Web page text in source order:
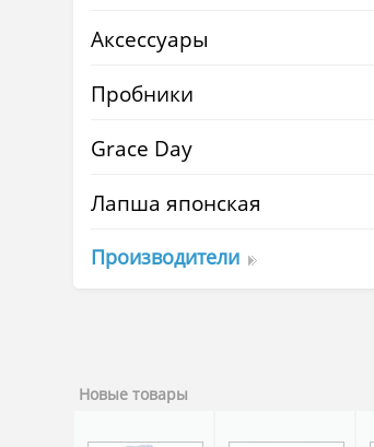
Аксессуары
Пробники
Grace Day
Лапша японская
Производители
Новые товары